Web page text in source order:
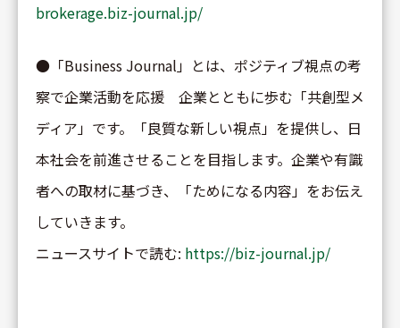
brokerage.biz-journal.jp/
●「Business Journal」とは、ポジティブ視点の考
察で企業活動を応援 企業とともに歩む「共創型メ
ディア」です。「良質な新しい視点」を提供し、日
本社会を前進させることを目指します。企業や有識
者への取材に基づき、「ためになる内容」をお伝え
していきます。
ニュースサイトで読む: https://biz-journal.jp/